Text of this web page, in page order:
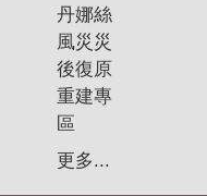
丹娜絲
風災災
後復原
重建專
區
更多...